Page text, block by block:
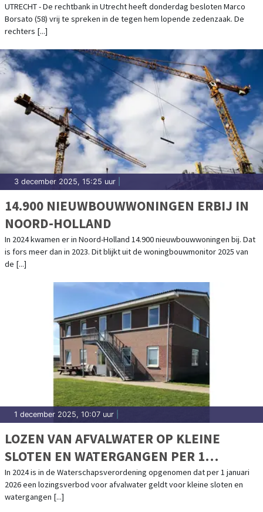
UTRECHT - De rechtbank in Utrecht heeft donderdag besloten Marco
Borsato (58) vrij te spreken in de tegen hem lopende zedenzaak. De
rechters [...]
3 december 2025, 15:25 uur
14.900 NIEUWBOUWWONINGEN ERBIJ IN
NOORD-HOLLAND
In 2024 kwamen er in Noord-Holland 14.900 nieuwbouwwoningen bij. Dat
is fors meer dan in 2023. Dit blijkt uit de woningbouwmonitor 2025 van
de [...]
1 december 2025, 10:07 uur
LOZEN VAN AFVALWATER OP KLEINE
SLOTEN EN WATERGANGEN PER 1
JANUARI 2026 VERBODEN
In 2024 is in de Waterschapsverordening opgenomen dat per 1 januari
2026 een lozingsverbod voor afvalwater geldt voor kleine sloten en
watergangen [...]